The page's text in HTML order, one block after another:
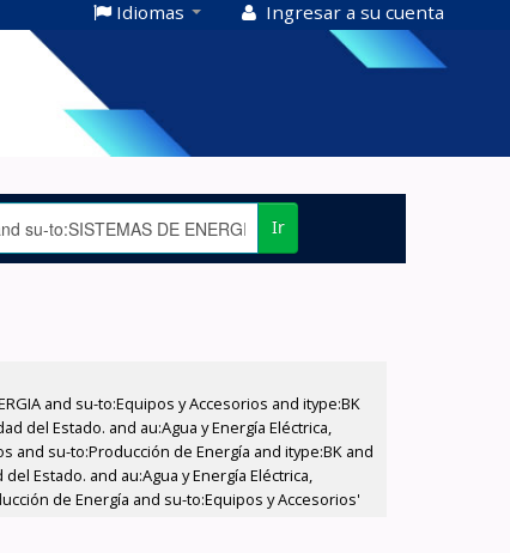
Idiomas Ingresar a su cuenta
Ir
and su-to:Equipos y Accesorios and itype:BK
del Estado. and au:Agua y Energía Eléctrica,
and su-to:Producción de Energía and itype:BK and
Estado. and au:Agua y Energía Eléctrica,
de Energía and su-to:Equipos y Accesorios'